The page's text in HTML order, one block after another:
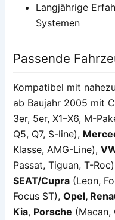
Langjährige
Systemen
Passende
Kompatibel mit
ab Baujahr 2005 mit
3er, 5er, X1–X6, M-
Q5, Q7, S-line),
Klasse, AMG-Line),
Passat, Tiguan, T-
SEAT/Cupra (Leon,
Focus ST),Opel,
Kia, Porsche (Macan,